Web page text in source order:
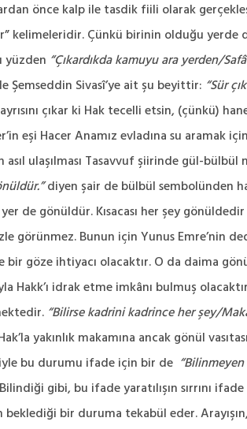
önce kalp ile tasdik fiili olarak
kelimeleridir. Çünkü birinin olduğu yerde
yüzden “Çıkardıkda kamuyu ara yerden/
Şemseddin Sivasî’ye ait şu beyittir: “Sür
çıkar ki Hak tecelli etsin, (çünkü)
eşi Hacer Anamız evladına su aramak
ulaşılması Tasavvuf şiirinde gül-
diyen şair de bülbül sembolünden
de gönüldür. Kısacası her şey
görünmez. Bunun için Yunus Emre’nin
göze ihtiyacı olacaktır. O da daima
Hakk’ı idrak etme imkânı bulmuş
“Bilirse kadrini kadrince her şey/
yakınlık makamına ancak gönül
bu durumu ifade için bir de
gibi, bu ifade yaratılışın sırrını
beklediği bir duruma tekabül eder.